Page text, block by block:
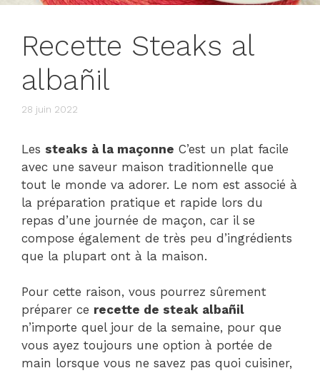
Recette Steaks al
albañil
28 juin 2022
Les steaks à la maçonne C’est un plat facile
avec une saveur maison traditionnelle que
tout le monde va adorer. Le nom est associé à
la préparation pratique et rapide lors du
repas d’une journée de maçon, car il se
compose également de très peu d’ingrédients
que la plupart ont à la maison.
Pour cette raison, vous pourrez sûrement
préparer ce recette de steak albañil
n’importe quel jour de la semaine, pour que
vous ayez toujours une option à portée de
main lorsque vous ne savez pas quoi cuisiner,